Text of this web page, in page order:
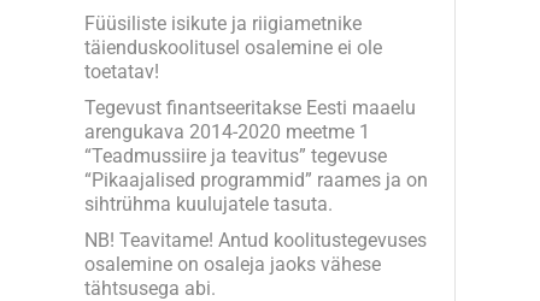
Füüsiliste isikute ja riigiametnike
täienduskoolitusel osalemine ei ole
toetatav!
Tegevust finantseeritakse Eesti maaelu
arengukava 2014-2020 meetme 1
“Teadmussiire ja teavitus” tegevuse
“Pikaajalised programmid” raames ja on
sihtrühma kuulujatele tasuta.
NB! Teavitame! Antud koolitustegevuses
osalemine on osaleja jaoks vähese
tähtsusega abi.